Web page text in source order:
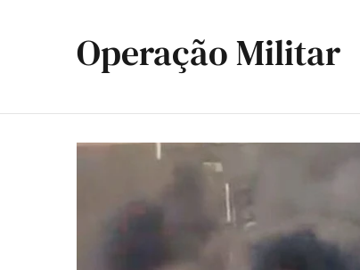
Operação Militar